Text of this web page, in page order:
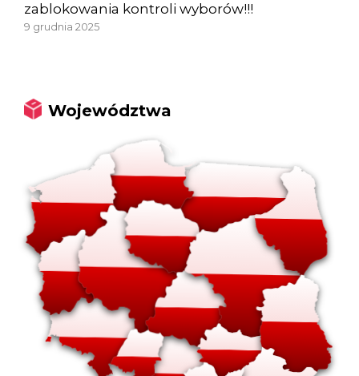
zablokowania kontroli wyborów!!!
9 grudnia 2025
Województwa